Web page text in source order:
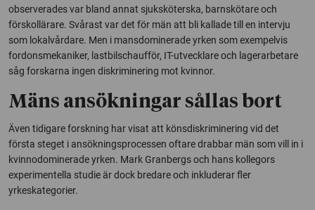
observerades var bland annat sjuksköterska, barnskötare och
förskollärare. Svårast var det för män att bli kallade till en intervju
som lokalvårdare. Men i mansdominerade yrken som exempelvis
fordonsmekaniker, lastbilschaufför, IT-utvecklare och lagerarbetare
såg forskarna ingen diskriminering mot kvinnor.
Mäns ansökningar sållas bort
Även tidigare forskning har visat att könsdiskriminering vid det
första steget i ansökningsprocessen oftare drabbar män som vill in i
kvinnodominerade yrken. Mark Granbergs och hans kollegors
experimentella studie är dock bredare och inkluderar fler
yrkeskategorier.